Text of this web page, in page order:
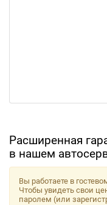
Расширенная
в нашем
Вы работаете в
Чтобы увидеть свои
паролем (или